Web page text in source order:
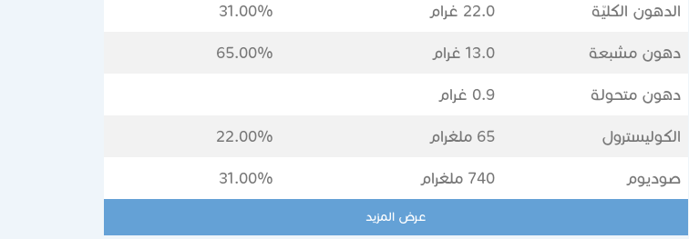
الدهون الكليّة 22.0 غرام 31.00%
دهون مشبعة 13.0 غرام 65.00%
دهون متحولة 0.9 غرام
الكوليسترول 65 ملغرام 22.00%
صوديوم 740 ملغرام 31.00%
عرض المزيد